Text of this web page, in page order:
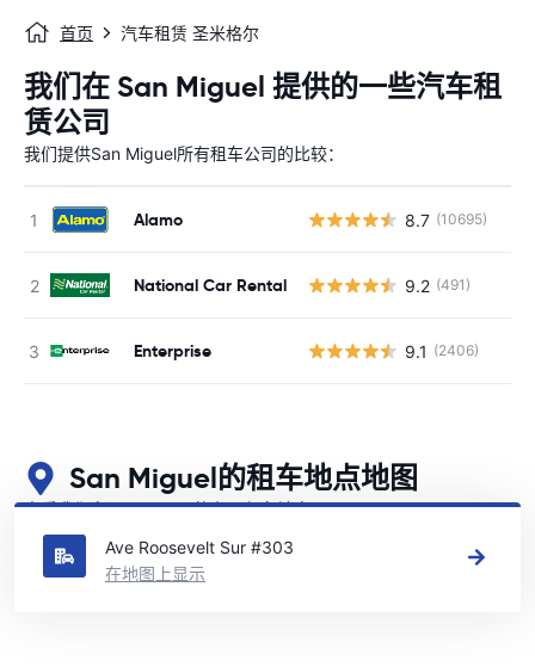
首页 汽车租赁 圣米格尔
我们在 San Miguel 提供的一些汽车租
赁公司
我们提供San Miguel所有租车公司的比较：
Alamo 8.7 (10695)
National Car Rental 9.2 (491)
Enterprise 9.1 (2406)
San Miguel的租车地点地图
查看我们在San Miguel的主要租车地点
Ave Roosevelt Sur #303
在地图上显示